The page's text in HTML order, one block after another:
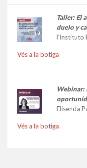
Taller: El
duelo y
l’Instituto
Vés a la botiga
Webinar:
Elisenda
Vés a la botiga